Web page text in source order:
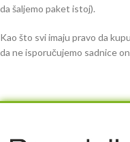
da šaljemo paket istoj).
Kao što svi imaju pravo da
da ne isporučujemo sadnice